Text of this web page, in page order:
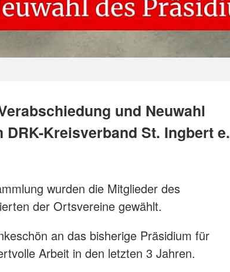
und Neuwahl
Kreisverband St. Ingbert e.
wurden die Mitglieder des
der Ortsvereine gewählt.
an das bisherige Präsidium für
Arbeit in den letzten 3 Jahren.